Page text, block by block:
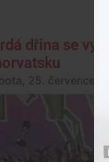
dřina se
25. července